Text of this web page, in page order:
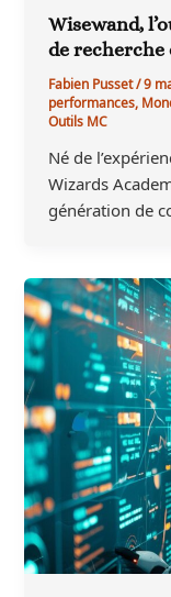
Wisewand,
de
Fabien Pusset/9
performances,
Outils MC
Né de
Wizards
génération de